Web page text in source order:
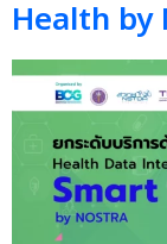
Health by